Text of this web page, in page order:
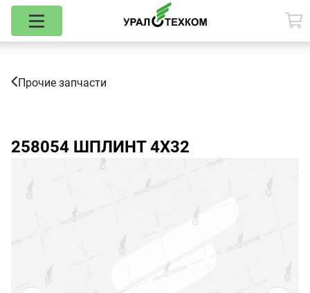
Прочие запчасти
258054 ШПЛИНТ 4Х32